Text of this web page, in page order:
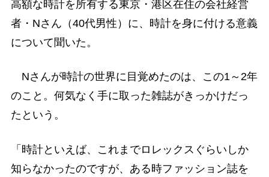
高額な時計を所有する東京・港区在住の会社経営
者・Nさん（40代男性）に、時計を身に付ける意義
について聞いた。
Nさんが時計の世界に目覚めたのは、この1～2年
のこと。何気なく手に取った雑誌がきっかけだっ
たという。
「時計といえば、これまでロレックスぐらいしか
知らなかったのですが、ある時ファッション誌を